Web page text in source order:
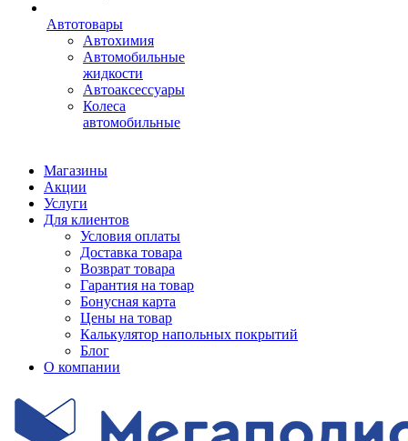
Автотовары
Автохимия
Автомобильные
жидкости
Автоаксессуары
Колеса
автомобильные
Магазины
Акции
Услуги
Для клиентов
Условия оплаты
Доставка товара
Возврат товара
Гарантия на товар
Бонусная карта
Цены на товар
Калькулятор напольных покрытий
Блог
О компании